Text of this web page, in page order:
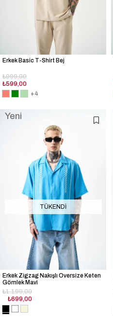
Erkek Basic T-Shirt Bej
₺599,00
₺999,00
+4
TÜKENDI
Erkek Zigzag Nakışlı Oversize Keten
Gömlek Mavi
₺699,00
₺1.199,00
Yeni